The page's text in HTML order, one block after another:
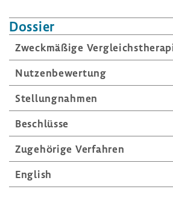
Dossier
Zweck­mä­ßige
Nutzen­be­wer­tung
Stel­lung­nahmen
Beschlüsse
Zuge­hö­rige Verfahren
English